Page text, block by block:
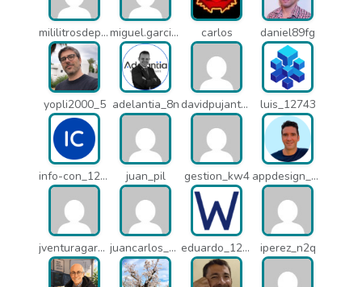
mililitrosdeperfume_lao miguel.garcia_l25 carlos daniel89fg
yopli2000_5 adelantia_8n davidpujantelopez_mrf luis_12743
info-con_12812 juan_pil gestion_kw4 appdesign_pbe
jventuragarcia_13040 juancarlos_ptr eduardo_12367 iperez_n2q